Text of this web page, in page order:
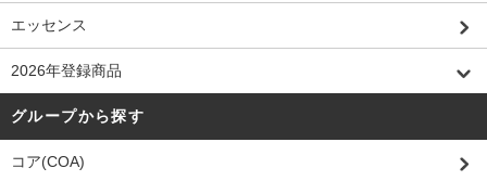
エッセンス
2026年登録商品
グループから探す
コア(COA)